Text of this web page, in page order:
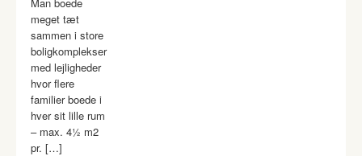
meget tæt
sammen i store
boligkomplekser
med lejligheder
hvor flere
familier boede i
hver sit lille rum
– max. 4½ m2
pr. […]